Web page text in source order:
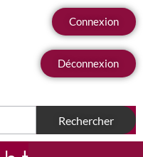
Connexion
Déconnexion